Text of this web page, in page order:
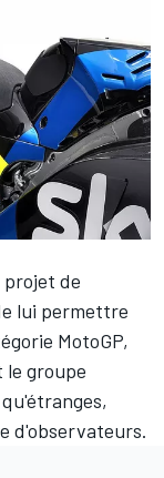
projet de
lui permettre
MotoGP,
groupe
d'observateurs.